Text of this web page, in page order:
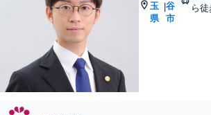
玉
県
|谷
市
ら